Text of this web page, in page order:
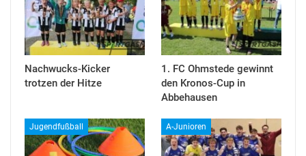
Nachwucks-Kicker
trotzen der Hitze
1. FC Ohmstede gewinnt
den Kronos-Cup in
Abbehausen
Jugendfußball A-Junioren